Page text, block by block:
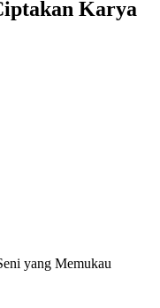
Karya
yang Memukau